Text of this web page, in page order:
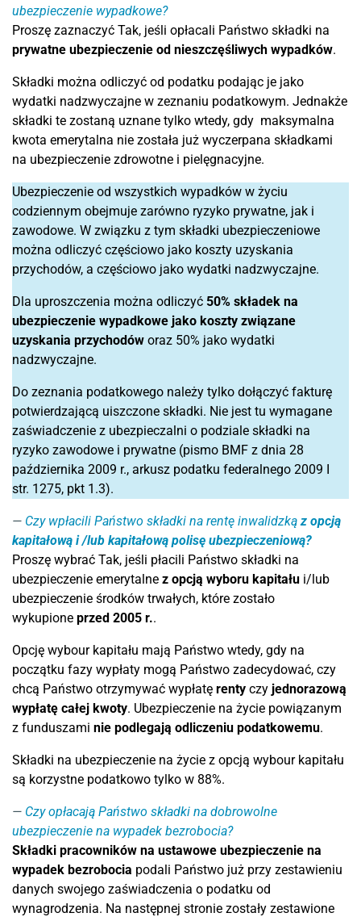
ubezpieczenie wypadkowe?
Proszę zaznaczyć Tak, jeśli opłacali Państwo składki na
prywatne ubezpieczenie od nieszczęśliwych wypadków.
Składki można odliczyć od podatku podając je jako
wydatki nadzwyczajne w zeznaniu podatkowym. Jednakże
składki te zostaną uznane tylko wtedy, gdy maksymalna
kwota emerytalna nie została już wyczerpana składkami
na ubezpieczenie zdrowotne i pielęgnacyjne.
Ubezpieczenie od wszystkich wypadków w życiu
codziennym obejmuje zarówno ryzyko prywatne, jak i
zawodowe. W związku z tym składki ubezpieczeniowe
można odliczyć częściowo jako koszty uzyskania
przychodów, a częściowo jako wydatki nadzwyczajne.
Dla uproszczenia można odliczyć 50% składek na
ubezpieczenie wypadkowe jako koszty związane
uzyskania przychodów oraz 50% jako wydatki
nadzwyczajne.
Do zeznania podatkowego należy tylko dołączyć fakturę
potwierdzającą uiszczone składki. Nie jest tu wymagane
zaświadczenie z ubezpieczalni o podziale składki na
ryzyko zawodowe i prywatne (pismo BMF z dnia 28
października 2009 r., arkusz podatku federalnego 2009 I
str. 1275, pkt 1.3).
Czy wpłacili Państwo składki na rentę inwalidzkąz opcją
kapitałową i /lub kapitałową polisę ubezpieczeniową?
Proszę wybrać Tak, jeśli płacili Państwo składki na
ubezpieczenie emerytalne z opcją wyboru kapitału i/lub
ubezpieczenie środków trwałych, które zostało
wykupione przed 2005 r..
Opcję wybour kapitału mają Państwo wtedy, gdy na
początku fazy wypłaty mogą Państwo zadecydować, czy
chcą Państwo otrzymywać wypłatę renty czy jednorazową
wypłatę całej kwoty. Ubezpieczenie na życie powiązanym
z funduszami nie podlegają odliczeniu podatkowemu.
Składki na ubezpieczenie na życie z opcją wybour kapitału
są korzystne podatkowo tylko w 88%.
Czy opłacają Państwo składki na dobrowolne
ubezpieczenie na wypadek bezrobocia?
Składki pracowników na ustawowe ubezpieczenie na
wypadek bezrobocia podali Państwo już przy zestawieniu
danych swojego zaświadczenia o podatku od
wynagrodzenia. Na następnej stronie zostały zestawione